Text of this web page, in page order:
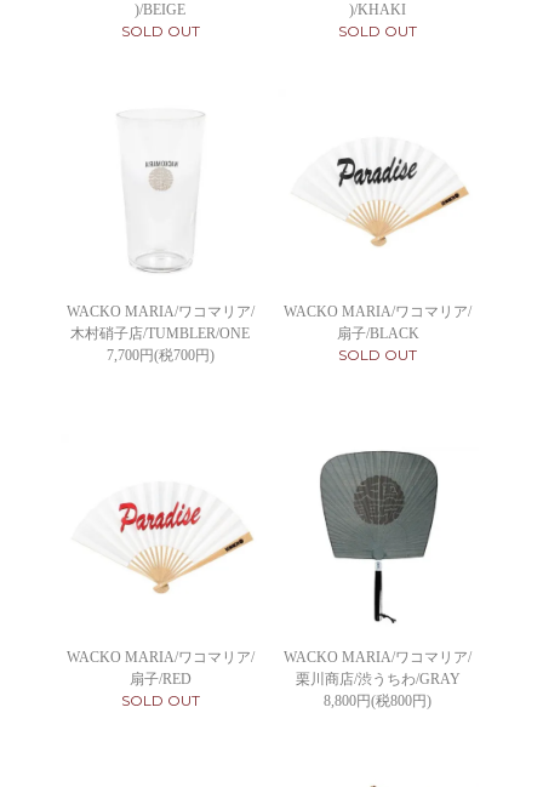
)/BEIGE
SOLD OUT
)/KHAKI
SOLD OUT
WACKO MARIA/ワコマリア/
木村硝子店/TUMBLER/ONE
7,700円(税700円)
WACKO MARIA/ワコマリア/
扇子/BLACK
SOLD OUT
WACKO MARIA/ワコマリア/
扇子/RED
SOLD OUT
WACKO MARIA/ワコマリア/
栗川商店/渋うちわ/GRAY
8,800円(税800円)